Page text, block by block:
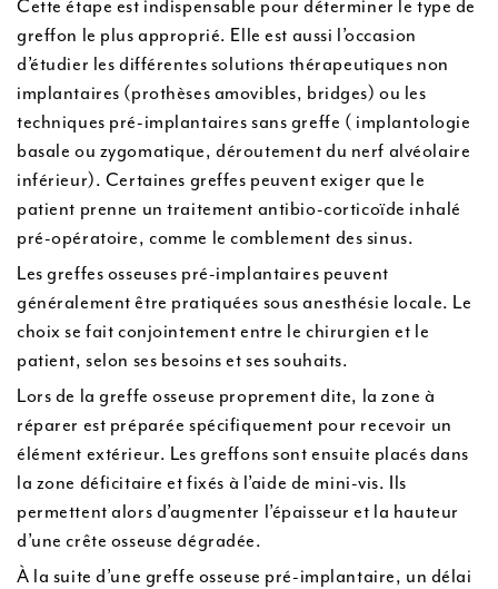
Cette étape est indispensable pour déterminer le type de
greffon le plus approprié. Elle est aussi l’occasion
d’étudier les différentes solutions thérapeutiques non
implantaires (prothèses amovibles, bridges) ou les
techniques pré-implantaires sans greffe ( implantologie
basale ou zygomatique, déroutement du nerf alvéolaire
inférieur). Certaines greffes peuvent exiger que le
patient prenne un traitement antibio-corticoïde inhalé
pré-opératoire, comme le comblement des sinus.
Les greffes osseuses pré-implantaires peuvent
généralement être pratiquées sous anesthésie locale. Le
choix se fait conjointement entre le chirurgien et le
patient, selon ses besoins et ses souhaits.
Lors de la greffe osseuse proprement dite, la zone à
réparer est préparée spécifiquement pour recevoir un
élément extérieur. Les greffons sont ensuite placés dans
la zone déficitaire et fixés à l’aide de mini-vis. Ils
permettent alors d’augmenter l’épaisseur et la hauteur
d’une crête osseuse dégradée.
À la suite d’une greffe osseuse pré-implantaire, un délai